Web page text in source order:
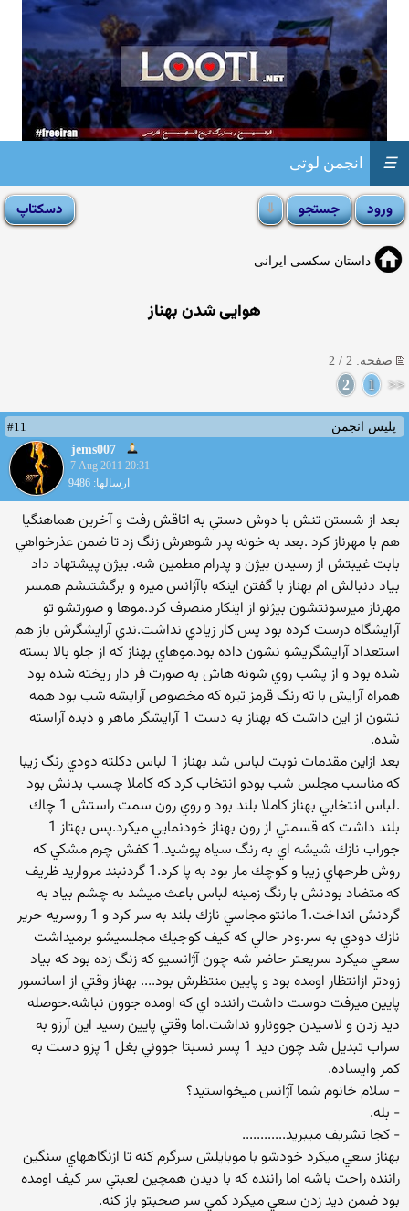
انجمن لوتی ☰
داستان سکسی ایرانی
هوایی شدن بهناز
صفحه: 2 / 2
<<
1
2
پلیس انجمن
#11
jems007
7 Aug 2011 20:31
ارسالها: 9486
بعد از شستن تنش با دوش دستي به اتاقش رفت و آخرين هماهنگيا
هم با مهرناز كرد .بعد به خونه پدر شوهرش زنگ زد تا ضمن عذرخواهي
بابت غيبتش از رسيدن بيژن و پدرام مطمين شه. بيژن پيشتهاد داد
بياد دنبالش ام بهناز با گفتن اينكه باآژانس ميره و برگشتنشم همسر
مهرناز ميرسونتشون بيژنو از اينكار منصرف كرد.موها و صورتشو تو
آرايشگاه درست كرده بود پس كار زيادي نداشت.ندي آرايشگرش باز هم
استعداد آرايشگريشو نشون داده بود.موهاي بهناز كه از جلو بالا بسته
شده بود و از پشب روي شونه هاش به صورت فر دار ريخته شده بود
همراه آرايش با ته رنگ قرمز تيره كه مخصوص آرايشه شب بود همه
نشون از اين داشت كه بهناز به دست 1 آرايشگر ماهر و ذبده آراسته
شده.
بعد ازاين مقدمات نوبت لباس شد بهناز 1 لباس دكلته دودي رنگ زيبا
كه مناسب مجلس شب بودو انتخاب كرد كه كاملا چسب بدنش بود
.لباس انتخابي بهناز كاملا بلند بود و روي رون سمت راستش 1 چاك
بلند داشت كه قسمتي از رون بهناز خودنمايي ميكرد.پس بهتاز 1
جوراب نازك شيشه اي به رنگ سياه پوشيد.1 كفش چرم مشكي كه
روش طرحهاي زيبا و كوچك مار بود به پا كرد.1 گردنبند مرواريد ظريف
كه متضاد بودنش با رنگ زمينه لباس باعث ميشد به چشم بياد به
گردنش انداخت.1 مانتو مجاسي نازك بلند به سر كرد و 1 روسريه حرير
نازك دودي به سر.ودر حالي كه كيف كوجيك مجلسيشو برميداشت
سعي ميكرد سريعتر حاضر شه چون آژانسيو كه زنگ زده بود كه بياد
زودتر ازانتظار اومده بود و پايين منتظرش بود.... بهناز وقتي از اسانسور
پايين ميرفت دوست داشت راننده اي كه اومده جوون نباشه.حوصله
ديد زدن و لاسيدن جوونارو نداشت.اما وقتي پايين رسيد اين آرزو به
سراب تبديل شد چون ديد 1 پسر نسبتا جووني بغل 1 پزو دست به
كمر وايساده.
- سلام خانوم شما آژانس ميخواستيد؟
- بله.
- كجا تشريف ميبريد............
بهناز سعي ميكرد خودشو با موبايلش سرگرم كنه تا ازنگاههاي سنگين
راننده راحت باشه اما راننده كه با ديدن همچين لعبتي سر كيف اومده
بود ضمن ديد زدن سعي ميكرد كمي سر صحبتو باز كنه.